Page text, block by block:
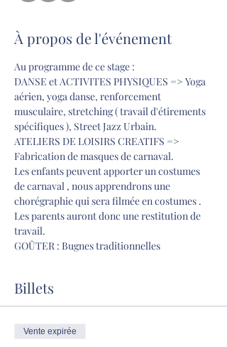
À propos de l'événement
Au programme de ce stage :
DANSE et ACTIVITES PHYSIQUES => Yoga
aérien, yoga danse, renforcement
musculaire, stretching ( travail d'étirements
spécifiques ), Street Jazz Urbain.
ATELIERS DE LOISIRS CREATIFS =>
Fabrication de masques de carnaval.
Les enfants peuvent apporter un costumes
de carnaval , nous apprendrons une
chorégraphie qui sera filmée en costumes .
Les parents auront donc une restitution de
travail.
GOÛTER : Bugnes traditionnelles
Billets
Vente expirée